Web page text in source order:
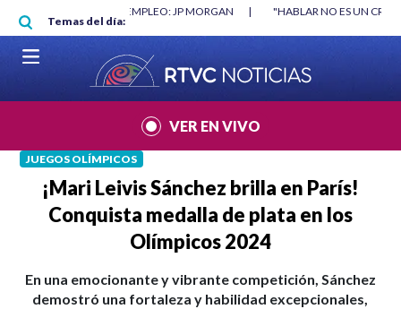
Pasar al contenido principal
Temas del día:
"HABLAR NO ES UN CRIMEN": CARTA DE BETO CORAL |
VER EN VIVO
JUEGOS OLÍMPICOS
¡Mari Leivis Sánchez brilla en París!
Conquista medalla de plata en los
Olímpicos 2024
En una emocionante y vibrante competición, Sánchez
demostró una fortaleza y habilidad excepcionales,